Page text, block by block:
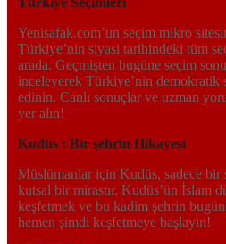
Yenisafak.com’un seçim mikro
Türkiye’nin siyasi tarihindeki tüm
arada. Geçmişten bugüne seçim
inceleyerek Türkiye’nin demokratik
edinin. Canlı sonuçlar ve uzman
yer alın!
Kudüs : Bir şehrin Hikayesi
Müslümanlar için Kudüs, sadece bir
kutsal bir mirastır. Kudüs’ün İslam
keşfetmek ve bu kadim şehrin
hemen şimdi keşfetmeye başlayın!